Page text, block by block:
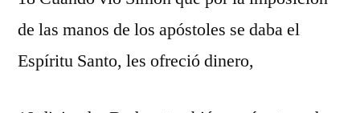
de las manos de los apóstoles se daba el
Espíritu Santo, les ofreció dinero,